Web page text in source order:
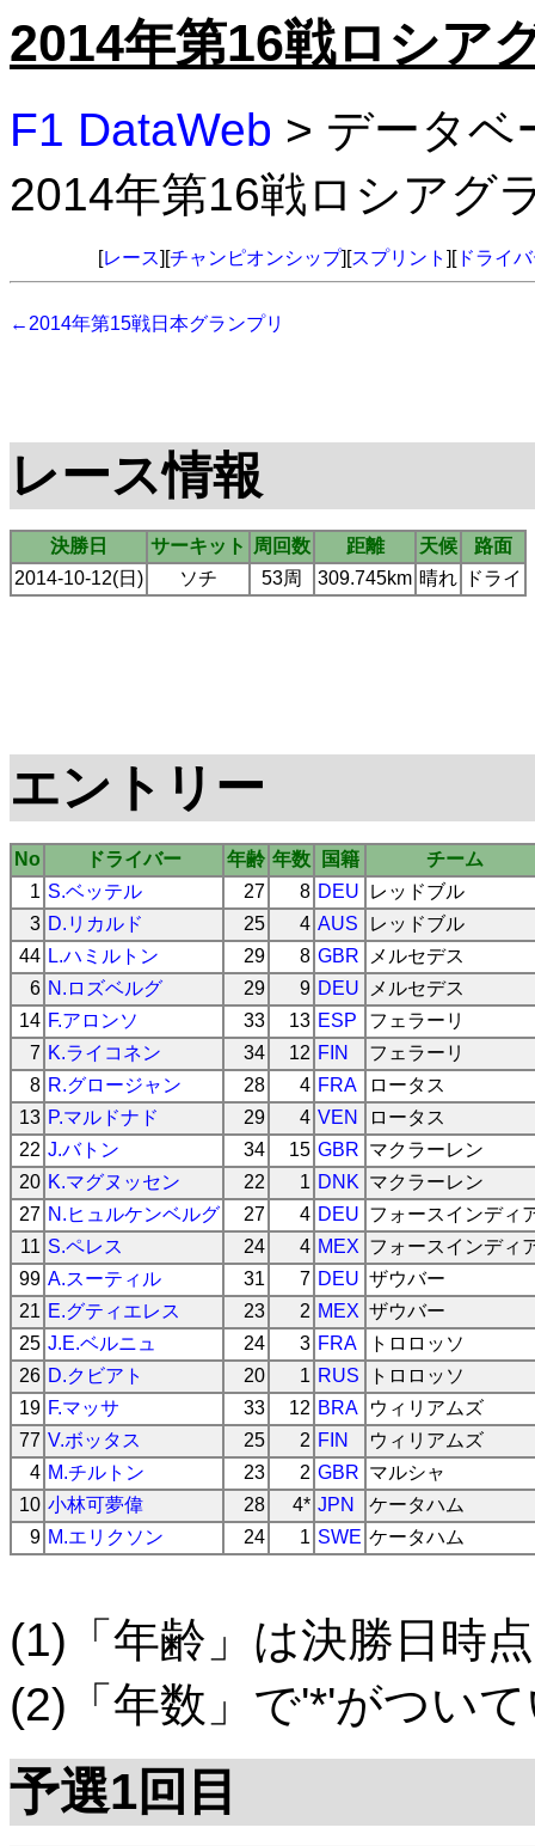
2014年第16戦ロシア
F1 DataWeb > データ
2014年第16戦ロシアグ
[レース][チャンピオンシップ][スプリント ][ドライ
←2014年第15戦日本グランプリ
レース情報
決勝日 サーキット 周回数 距離 天候
路面
2014-10-12(日)
ソチ 53周 309.745km 晴れ ドライ
エントリー
No ドライバー 年齢 年数 国籍
チーム
1 S.ベッテル 27 8 DEU
レッドブル
3 D.リカルド 25 4 AUS
レッドブル
44 L.ハミルトン 29 8 GBR
メルセデス
6 N.ロズベルグ 29 9 DEU
メルセデス
14 F.アロンソ 33 13 ESP
フェラーリ
7 K.ライコネン 34 12 FIN
フェラーリ
8 R.グロージャン 28 4 FRA
ロータス
13 P.マルドナド 29 4 VEN
ロータス
22 J.バトン 34 15 GBR マクラーレン
20 K.マグヌッセン 22 1 DNK マクラーレン
27 N.ヒュルケンベルグ 27 4 DEU フォースインディ
11 S.ペレス 24 4 MEX フォースインディ
99 A.スーティル 31 7 DEU ザウバー
21 E.グティエレス 23 2 MEX ザウバー
25 J.E.ベルニュ 24 3 FRA
トロロッソ
26 D.クビアト 20 1 RUS
トロロッソ
19 F.マッサ 33 12 BRA
ウィリアムズ
77 V.ボッタス 25 2 FIN
ウィリアムズ
4 M.チルトン 23 2 GBR マルシャ
10 小林可夢偉 28 4* JPN
ケータハム
9 M.エリクソン 24 1 SWE ケータハム
(1)「年齢」は決勝日時点
(2)「年数」で'*'がつい
予選1回目